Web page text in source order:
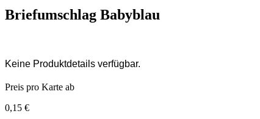
Briefumschlag Babyblau
Keine Produktdetails verfügbar.
Preis pro Karte ab
0,15 €